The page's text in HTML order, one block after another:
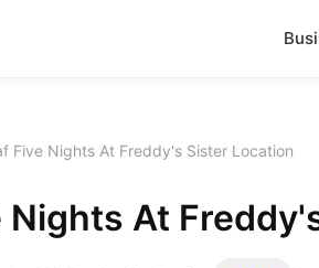
Five Nights At Freddy's Sister Location
Nights At